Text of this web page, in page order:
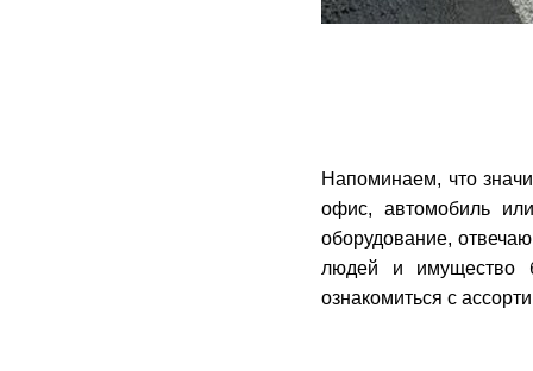
Напоминаем, что
офис, автомобиль
оборудование,
людей и имущество
ознакомиться с